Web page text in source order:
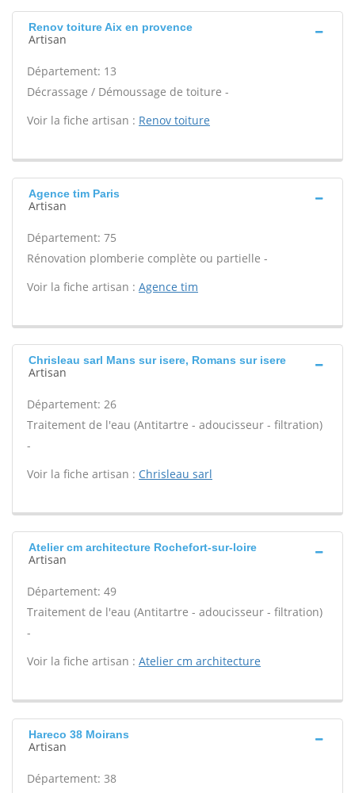
Renov toiture Aix en provence
Artisan
Département: 13
Décrassage / Démoussage de toiture -
Voir la fiche artisan : Renov toiture
Agence tim Paris
Artisan
Département: 75
Rénovation plomberie complète ou partielle -
Voir la fiche artisan : Agence tim
Chrisleau sarl Mans sur isere, Romans sur isere
Artisan
Département: 26
Traitement de l'eau (Antitartre - adoucisseur - filtration)
-
Voir la fiche artisan : Chrisleau sarl
Atelier cm architecture Rochefort-sur-loire
Artisan
Département: 49
Traitement de l'eau (Antitartre - adoucisseur - filtration)
-
Voir la fiche artisan : Atelier cm architecture
Hareco 38 Moirans
Artisan
Département: 38